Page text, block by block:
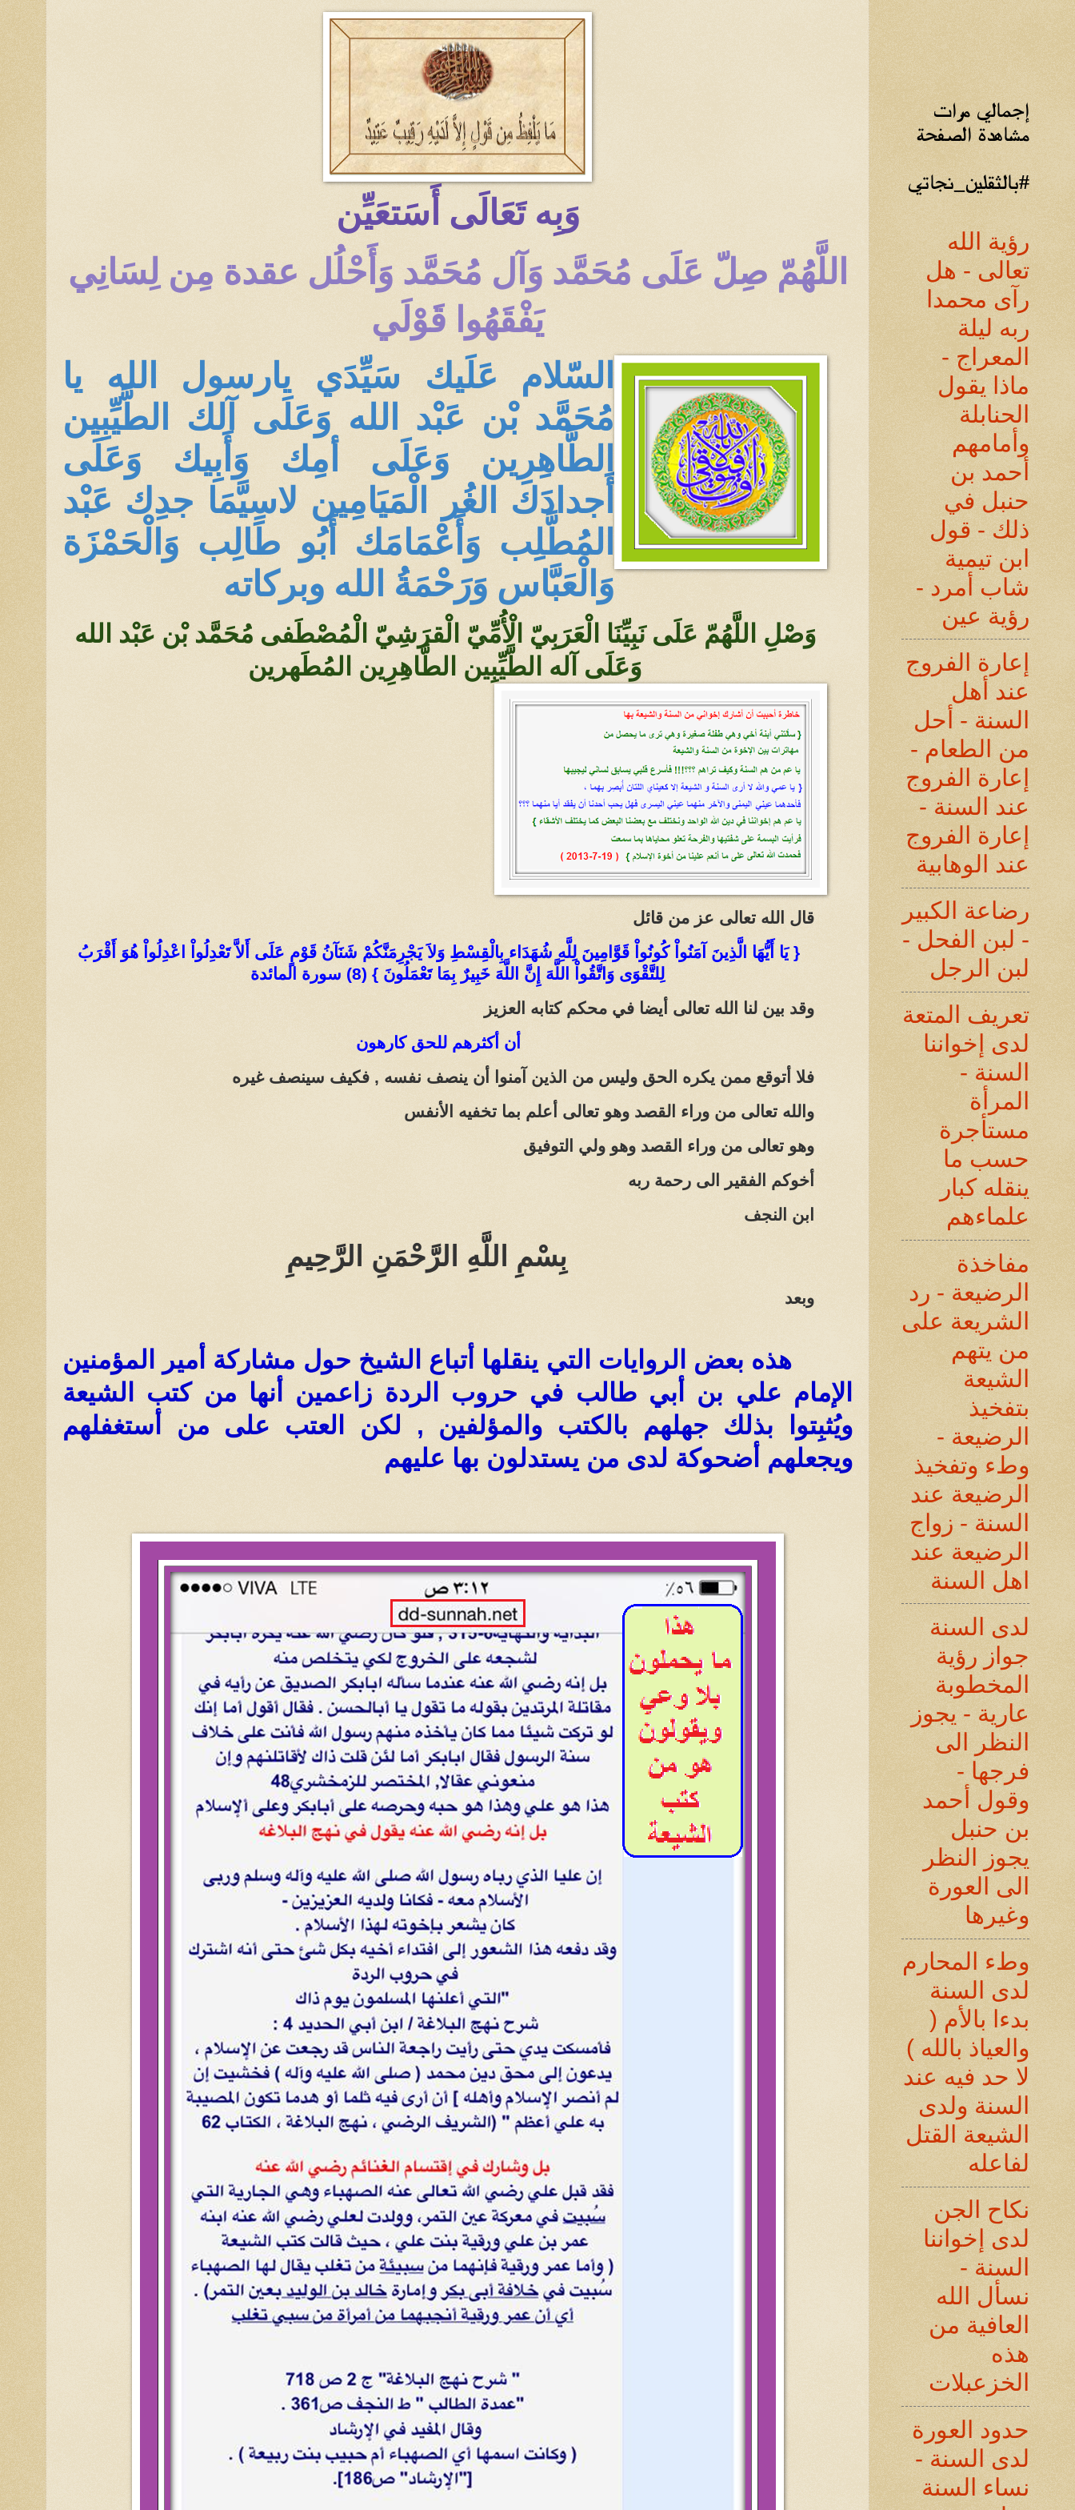
وَبِه تَعَالَى أَسَتعَيِّن
اللَّهُمّ صِلّ عَلَى مُحَمَّد وَآل مُحَمَّد وَأَحْلُل عقدة مِن لِسَانِي
يَفْقَهُوا قَوْلَي
السّلام عَلَيك سَيِّدَي يارسول الله يا
مُحَمَّد بْن عَبْد الله وَعَلَى آلك الطَّيِّبِين
الطَّاهِرِين وَعَلَى أمِك وَأَبِيك وَعَلَى
أَجدادَك الغُر الْمَيَامِين لاسِيَّمَا جدِك عَبْد
المُطَّلِب وَأَعْمَامَك أَبُو طَالِب وَالْحَمْزَة
وَالْعَبَّاس وَرَحْمَةُ الله وبركاته
وَصْلِ اللَّهُمّ عَلَى نَبِيِّنَا الْعَرَبِيّ الْأُمِّيّ الْقرَشِيّ الْمُصْطَفى مُحَمَّد بْن عَبْد الله
وَعَلَى آله الطَّيِّبِين الطَّاهِرِين المُطَهرين
قال الله تعالى عز من قائل
{ يَا أَيُّهَا الَّذِينَ آمَنُواْ كُونُواْ قَوَّامِينَ لِلَّهِ شُهَدَاء بِالْقِسْطِ وَلاَ يَجْرِمَنَّكُمْ شَنَآنُ قَوْمٍ عَلَى أَلاَّ تَعْدِلُواْ اعْدِلُواْ هُوَ أَقْرَبُ
لِلتَّقْوَى وَاتَّقُواْ اللَّهَ إِنَّ اللَّهَ خَبِيرٌ بِمَا تَعْمَلُونَ } (8) سورة المائدة
وقد بين لنا الله تعالى أيضا في محكم كتابه العزيز
أن أكثرهم للحق كارهون
فلا أتوقع ممن يكره الحق وليس من الذين آمنوا أن ينصف نفسه , فكيف سينصف غيره
والله تعالى من وراء القصد وهو تعالى أعلم بما تخفيه الأنفس
وهو تعالى من وراء القصد وهو ولي التوفيق
أخوكم الفقير الى رحمة ربه
ابن النجف
بِسْمِ اللَّهِ الرَّحْمَنِ الرَّحِيمِ
وبعد
هذه بعض الروايات التي ينقلها أتباع الشيخ حول مشاركة أمير المؤمنين
الإمام علي بن أبي طالب في حروب الردة زاعمين أنها من كتب الشيعة
ويُثبِتوا بذلك جهلهم بالكتب والمؤلفين , لكن العتب على من أستغفلهم
ويجعلهم أضحوكة لدى من يستدلون بها عليهم
إجمالي مرات
مشاهدة الصفحة
#بالثقلين_نجاتي
رؤية الله
تعالى - هل
رآى محمدا
ربه ليلة
المعراج -
ماذا يقول
الحنابلة
وأمامهم
أحمد بن
حنبل في
ذلك - قول
ابن تيمية
شاب أمرد -
رؤية عين
إعارة الفروج
عند أهل
السنة - أحل
من الطعام -
إعارة الفروج
عند السنة -
إعارة الفروج
عند الوهابية
رضاعة الكبير
- لبن الفحل -
لبن الرجل
تعريف المتعة
لدى إخواننا
السنة -
المرأة
مستأجرة
حسب ما
ينقله كبار
علماءهم
مفاخذة
الرضيعة - رد
الشريعة على
من يتهم
الشيعة
بتفخيذ
الرضيعة -
وطء وتفخيذ
الرضيعة عند
السنة - زواج
الرضيعة عند
اهل السنة
لدى السنة
جواز رؤية
المخطوبة
عارية - يجوز
النظر الى
فرجها -
وقول أحمد
بن حنبل
يجوز النظر
الى العورة
وغيرها
وطء المحارم
لدى السنة
بدءا بالأم (
والعياذ بالله )
لا حد فيه عند
السنة ولدى
الشيعة القتل
لفاعله
نكاح الجن
لدى إخواننا
السنة -
نسأل الله
العافية من
هذه
الخزعبلات
حدود العورة
لدى السنة -
نساء السنة